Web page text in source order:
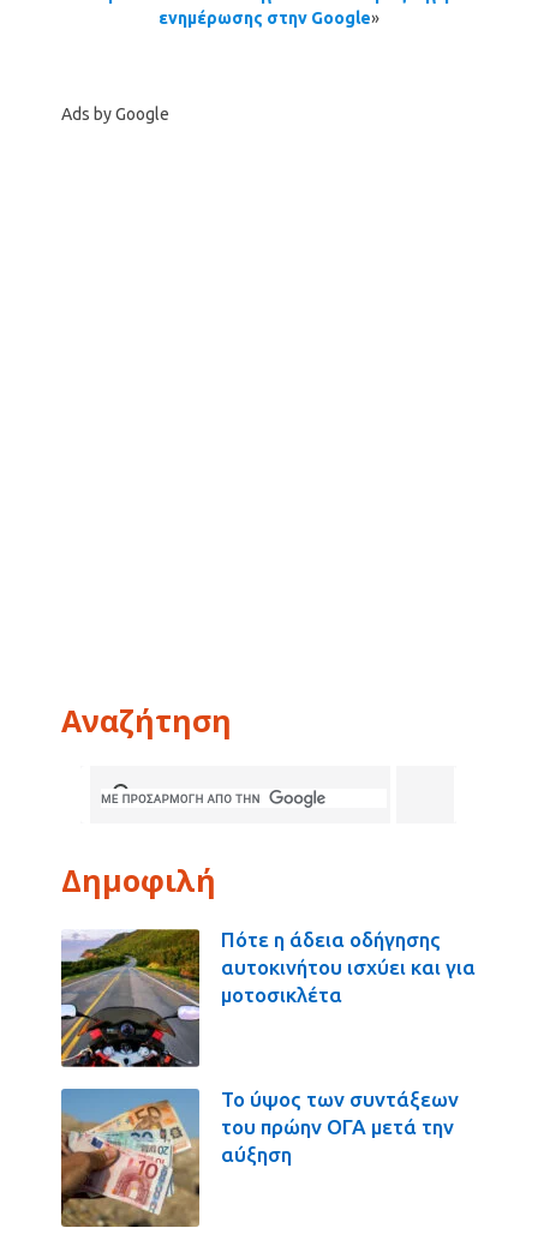
ενημέρωσης στην Google»
Ads by Google
Αναζήτηση
Δημοφιλή
Πότε η άδεια οδήγησης
αυτοκινήτου ισχύει και για
μοτοσικλέτα
Το ύψος των συντάξεων
του πρώην ΟΓΑ μετά την
αύξηση